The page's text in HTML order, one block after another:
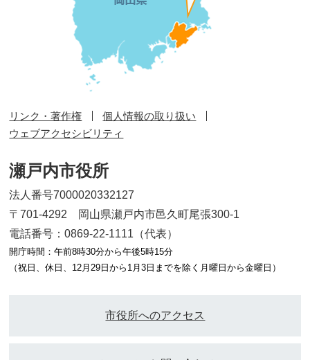
リンク・著作権
個人情報の取り扱い
ウェブアクセシビリティ
瀬戸内市役所
法人番号7000020332127
〒701-4292 岡山県瀬戸内市邑久町尾張300-1
電話番号：0869-22-1111（代表）
開庁時間：午前8時30分から午後5時15分
（祝日、休日、12月29日から1月3日までを除く月曜日から金曜日）
市役所へのアクセス